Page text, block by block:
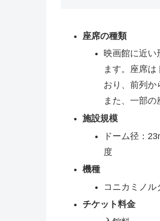
座席の種類
映画館に近い
ます。座席
おり、前列か
また、一部の
施設規模
ドーム径：
度
機種
コニカミノ
チケット料金